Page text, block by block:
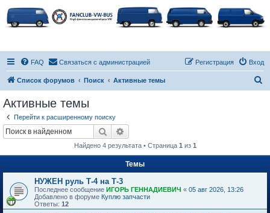
FAQ Связаться с администрацией Вход
Регистрация
Список форумов Поиск Активные темы
Активные темы
Перейти к расширенному поиску
Поиск
Найдено 4 результата • Страница 1 из 1
Темы
НУЖЕН руль Т-4 на Т-3
Последнее сообщение ИГОРЬ ГЕННАДИЕВИЧ « 05 авг 2026, 13:26
Добавлено в форуме Куплю запчасти
Ответы: 12